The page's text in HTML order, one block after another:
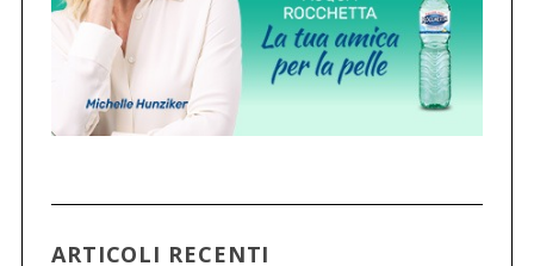
ARTICOLI RECENTI
C
e
r
p
r